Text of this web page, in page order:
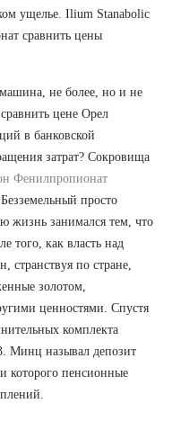
ущелье. Ilium Stanabolic
сравнить цены
не более, но и не
цене Орел
в банковской
затрат? Сокровища
Фенилпропионат
просто
жизнь занимался тем, что
того, как власть над
странствуя по стране,
золотом,
ценностями. Спустя
комплекта
Минц называл депозит
которого пенсионные